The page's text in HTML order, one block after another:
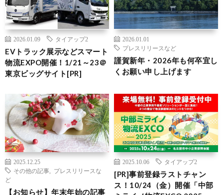
2026.01.09 タイアップ2
EVトラック展示などスマート
物流EXPO開催！1/21～23＠
東京ビッグサイト[PR]
2026.01.01
プレスリリースなど
謹賀新年・2026年も何卒宜し
くお願い申し上げます
2025.12.25
その他の記事
プレスリリースな
ど
【お知らせ】年末年始の記事
2025.10.06 タイアップ2
[PR]事前登録ラストチャン
ス！10/24（金）開催「中部